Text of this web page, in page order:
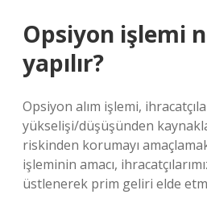
Opsiyon işlemi
yapılır?
Opsiyon alım işlemi,
yükselişi/düşüşünden
riskinden korumayı
işleminin amacı,
üstlenerek prim geliri elde